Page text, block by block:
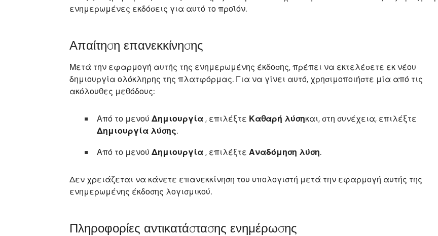
ενημερωμένες εκδόσεις για αυτό το προϊόν.
Απαίτηση επανεκκίνησης
Μετά την εφαρμογή αυτής της ενημερωμένης έκδοσης, πρέπει να εκτελέσετε εκ νέου
δημιουργία ολόκληρης της πλατφόρμας. Για να γίνει αυτό, χρησιμοποιήστε μία από τις
ακόλουθες μεθόδους:
Από το μενού Δημιουργία, επιλέξτε Καθαρή λύσηκαι, στη συνέχεια, επιλέξτε
Δημιουργία λύσης.
Από το μενού Δημιουργία, επιλέξτε Αναδόμηση λύση.
Δεν χρειάζεται να κάνετε επανεκκίνηση του υπολογιστή μετά την εφαρμογή αυτής της
ενημερωμένης έκδοσης λογισμικού.
Πληροφορίες αντικατάστασης ενημέρωσης